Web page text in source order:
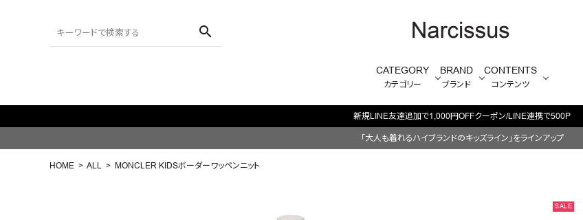
search
CATEGORY
カテゴリー
BRAND
ブランド
CONTENTS
コンテンツ
新規LINE友達追加で1,000円OFFクーポン/LINE連携で500P
「大人も着れるハイブランドのキッズライン」をラインアップ
HOME ALL MONCLER KIDSボーダーワッペンニット
SALE